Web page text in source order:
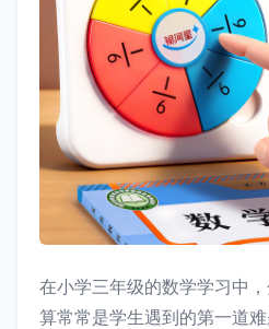
在小学三年级的数学学习中
算常常是学生遇到的第一道